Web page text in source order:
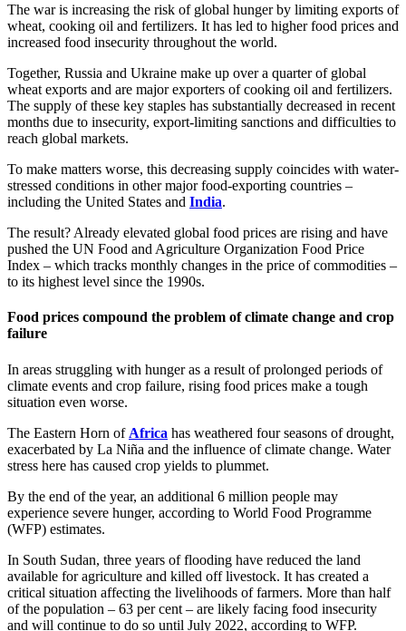
The war is increasing the risk of global hunger by limiting exports of
wheat, cooking oil and fertilizers. It has led to higher food prices and
increased food insecurity throughout the world.
Together, Russia and Ukraine make up over a quarter of global
wheat exports and are major exporters of cooking oil and fertilizers.
The supply of these key staples has substantially decreased in recent
months due to insecurity, export-limiting sanctions and difficulties to
reach global markets.
To make matters worse, this decreasing supply coincides with water-
stressed conditions in other major food-exporting countries –
including the United States and India.
The result? Already elevated global food prices are rising and have
pushed the UN Food and Agriculture Organization Food Price
Index – which tracks monthly changes in the price of commodities –
to its highest level since the 1990s.
Food prices compound the problem of climate change and crop
failure
In areas struggling with hunger as a result of prolonged periods of
climate events and crop failure, rising food prices make a tough
situation even worse.
The Eastern Horn of Africa has weathered four seasons of drought,
exacerbated by La Niña and the influence of climate change. Water
stress here has caused crop yields to plummet.
By the end of the year, an additional 6 million people may
experience severe hunger, according to World Food Programme
(WFP) estimates.
In South Sudan, three years of flooding have reduced the land
available for agriculture and killed off livestock. It has created a
critical situation affecting the livelihoods of farmers. More than half
of the population – 63 per cent – are likely facing food insecurity
and will continue to do so until July 2022, according to WFP.